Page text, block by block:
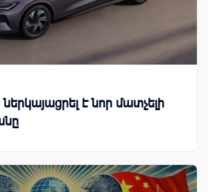
է նոր մատչելի